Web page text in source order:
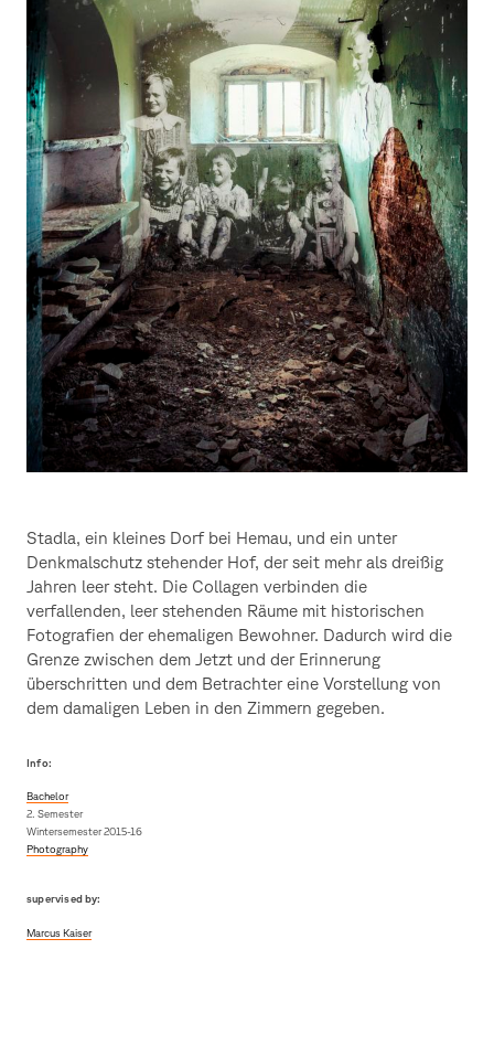
Stadla, ein kleines Dorf bei Hemau, und ein unter
Denkmalschutz stehender Hof, der seit mehr als dreißig
Jahren leer steht. Die Collagen verbinden die
verfallenden, leer stehenden Räume mit historischen
Fotografien der ehemaligen Bewohner. Dadurch wird die
Grenze zwischen dem Jetzt und der Erinnerung
überschritten und dem Betrachter eine Vorstellung von
dem damaligen Leben in den Zimmern gegeben.
Info:
Bachelor
2. Semester
Wintersemester 2015-16
Photography
supervised by:
Marcus Kaiser